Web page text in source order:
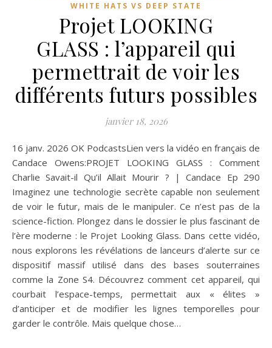
WHITE HATS VS DEEP STATE
Projet LOOKING
GLASS : l’appareil qui
permettrait de voir les
différents futurs possibles
janvier 18, 2026
16 janv. 2026 OK PodcastsLien vers la vidéo en français de
Candace Owens:PROJET LOOKING GLASS : Comment
Charlie Savait-il Qu’il Allait Mourir ? | Candace Ep 290
Imaginez une technologie secrète capable non seulement
de voir le futur, mais de le manipuler. Ce n’est pas de la
science-fiction. Plongez dans le dossier le plus fascinant de
l’ère moderne : le Projet Looking Glass. Dans cette vidéo,
nous explorons les révélations de lanceurs d’alerte sur ce
dispositif massif utilisé dans des bases souterraines
comme la Zone S4. Découvrez comment cet appareil, qui
courbait l’espace-temps, permettait aux « élites »
d’anticiper et de modifier les lignes temporelles pour
garder le contrôle. Mais quelque chose…